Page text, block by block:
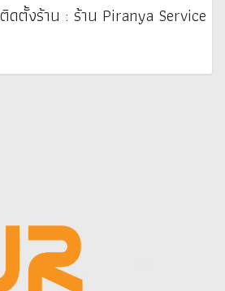
ตั้งร้าน : ร้าน Piranya Service